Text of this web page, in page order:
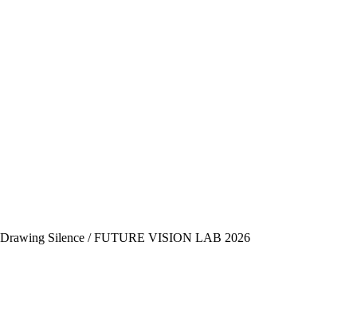
Drawing Silence / FUTURE VISION LAB 2026